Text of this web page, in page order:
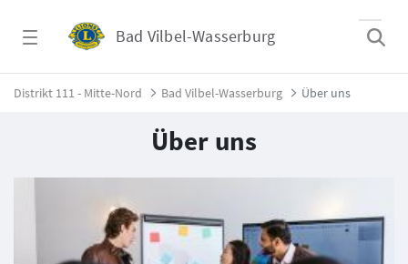
Bad Vilbel-Wasserburg
Über uns - Bad Vilbel-Wasserburg
Distrikt 111 - Mitte-Nord Bad Vilbel-Wasserburg Über uns
Über uns